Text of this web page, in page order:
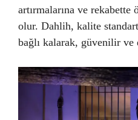
artırmalarına ve rekabette
olur. Dahlih, kalite
bağlı kalarak, güvenilir ve